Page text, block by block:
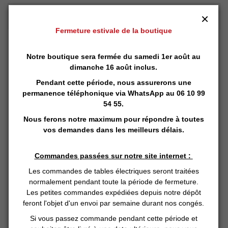
Housse de transport pro
Housse de Transport solide en nylon pour Tables de
Massage Pliantes, avec une bandoulière et une grande
pochette latérale pour ranger vos accessoires (linge,
coussins, huiles...), très utile lors de vos déplacements à
domicile !
Caractéristiques:
Nylon résistant
Bandoulière
Grande pochette latérale
Fermeture estivale de la boutique
Notre boutique sera fermée du samedi 1er août au
dimanche 16 août inclus.
Pendant cette période, nous assurerons une
permanence téléphonique via WhatsApp au 06 10 99
54 55.
Nous ferons notre maximum pour répondre à toutes
vos demandes dans les meilleurs délais.
Commandes passées sur notre site internet :
Les commandes de tables électriques seront traitées
normalement pendant toute la période de fermeture.
Les petites commandes expédiées depuis notre dépôt
feront l'objet d'un envoi par semaine durant nos congés.
Si vous passez commande pendant cette période et
×